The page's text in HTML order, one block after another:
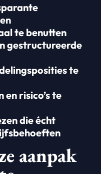
te benutten
gestructureerde
te
risico’s te
die écht
aanpak